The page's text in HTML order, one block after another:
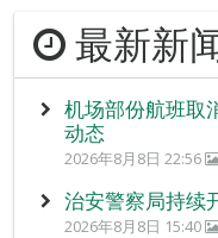
最新新
机场部份航班取
动态
2026年8月8日 22:56
治安警察局持续
2026年8月8日 15:40